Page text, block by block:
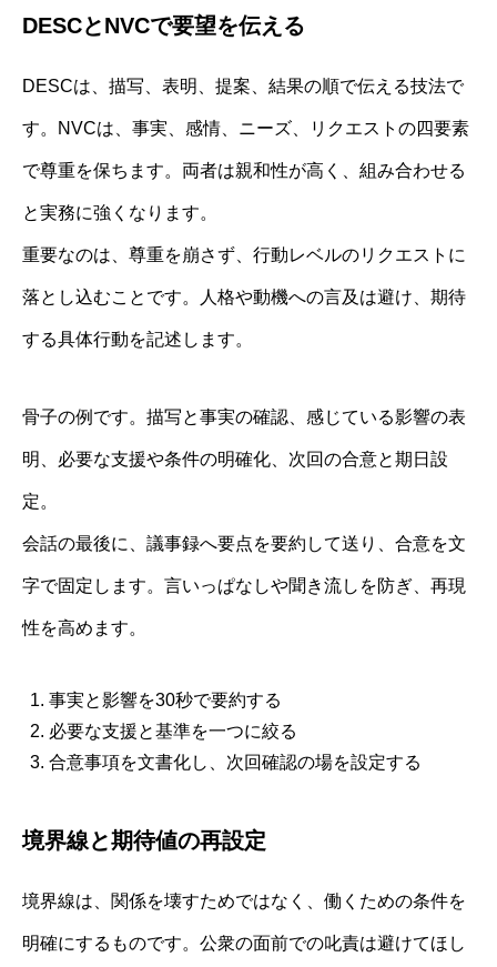
DESCとNVCで要望を伝える
DESCは、描写、表明、提案、結果の順で伝える技法で
す。NVCは、事実、感情、ニーズ、リクエストの四要素
で尊重を保ちます。両者は親和性が高く、組み合わせる
と実務に強くなります。
重要なのは、尊重を崩さず、行動レベルのリクエストに
落とし込むことです。人格や動機への言及は避け、期待
する具体行動を記述します。
骨子の例です。描写と事実の確認、感じている影響の表
明、必要な支援や条件の明確化、次回の合意と期日設
定。
会話の最後に、議事録へ要点を要約して送り、合意を文
字で固定します。言いっぱなしや聞き流しを防ぎ、再現
性を高めます。
事実と影響を30秒で要約する
必要な支援と基準を一つに絞る
合意事項を文書化し、次回確認の場を設定する
境界線と期待値の再設定
境界線は、関係を壊すためではなく、働くための条件を
明確にするものです。公衆の面前での叱責は避けてほし